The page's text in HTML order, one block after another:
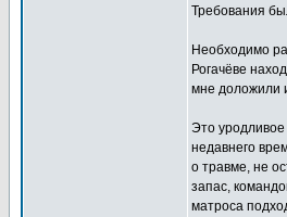
Требования
Необходимо
Рогачёве
мне доложили
Это
недавнего
о травме, не
запас,
матроса